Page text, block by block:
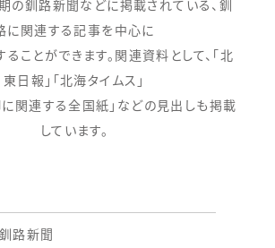
の釧路新聞などに掲載されている、釧
に関連する記事を中心に
ことができます。関連資料として、「北
東日報」「北海タイムス」
関連する全国紙」などの見出しも掲載
しています。
釧路新聞